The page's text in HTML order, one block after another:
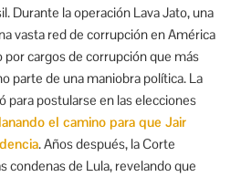
Durante la operación Lava Jato, una
vasta red de corrupción en América
por cargos de corrupción que más
parte de una maniobra política. La
para postularse en las elecciones
el camino para que Jair
. Años después, la Corte
condenas de Lula, revelando que